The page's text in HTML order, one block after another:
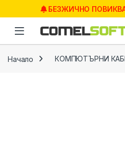
Skip to navigation
Skip to contentБЕЗЖИЧНО
Начало КОМПЮТЪРНИ